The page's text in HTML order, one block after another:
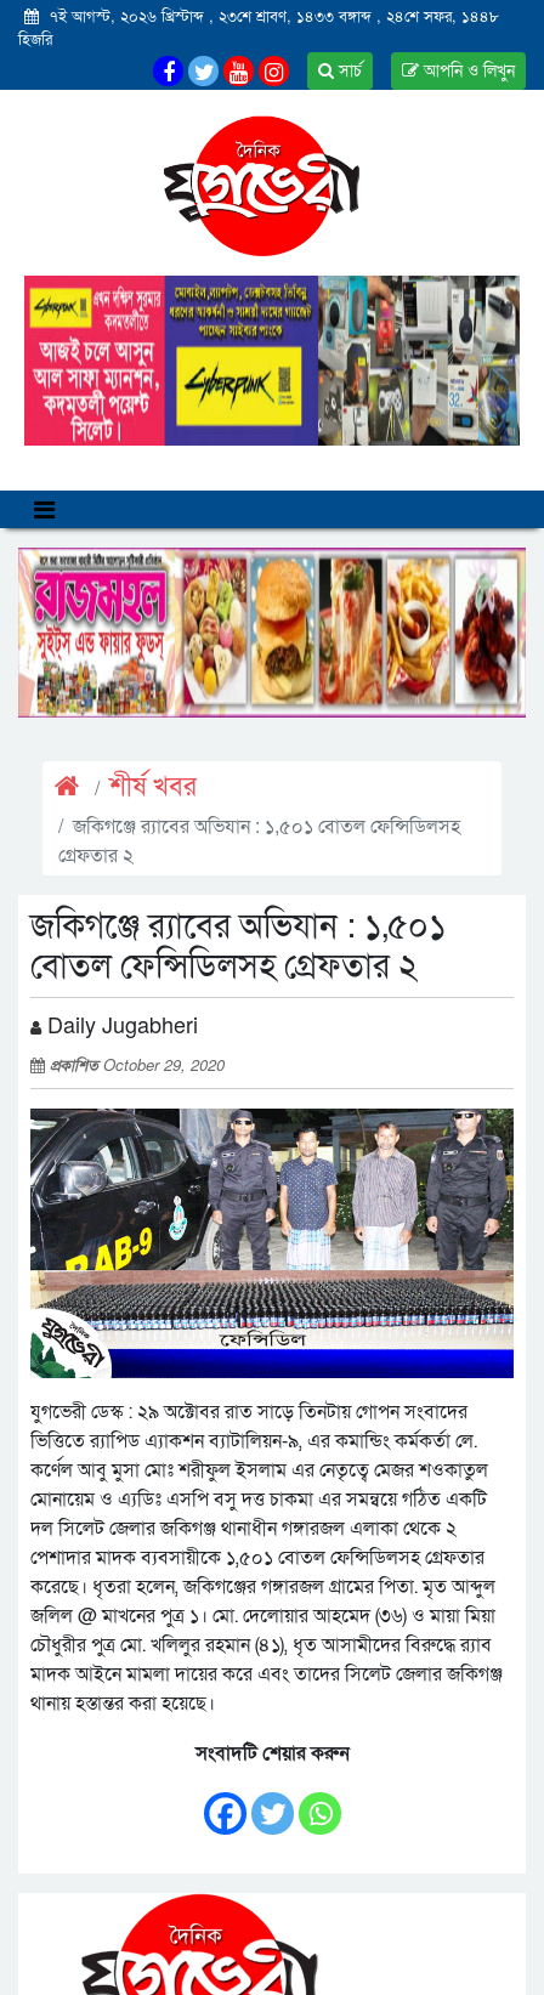
৭ই আগস্ট, ২০২৬ খ্রিস্টাব্দ , ২৩শে শ্রাবণ, ১৪৩৩ বঙ্গাব্দ , ২৪শে সফর, ১৪৪৮
হিজরি
আপনি ও লিখুন
সার্চ
শীর্ষ খবর
জকিগঞ্জে র‌্যাবের অভিযান : ১,৫০১ বোতল ফেন্সিডিলসহ
গ্রেফতার ২
জকিগঞ্জে র‌্যাবের অভিযান : ১,৫০১
বোতল ফেন্সিডিলসহ গ্রেফতার ২
Daily Jugabheri
প্রকাশিতOctober 29, 2020
যুগভেরী ডেস্ক : ২৯ অক্টোবর রাত সাড়ে তিনটায় গোপন সংবাদের
ভিত্তিতে র‌্যাপিড এ্যাকশন ব্যাটালিয়ন-৯, এর কমান্ডিং কর্মকর্তা লে.
কর্ণেল আবু মুসা মোঃ শরীফুল ইসলাম এর নেতৃত্বে মেজর শওকাতুল
মোনায়েম ও এ্যডিঃ এসপি বসু দত্ত চাকমা এর সমন্বয়ে গঠিত একটি
দল সিলেট জেলার জকিগঞ্জ থানাধীন গঙ্গারজল এলাকা থেকে ২
পেশাদার মাদক ব্যবসায়ীকে ১,৫০১ বোতল ফেন্সিডিলসহ গ্রেফতার
করেছে। ধৃতরা হলেন, জকিগঞ্জের গঙ্গারজল গ্রামের পিতা. মৃত আব্দুল
জলিল @ মাখনের পুত্র ১। মো. দেলোয়ার আহমেদ (৩৬) ও মায়া মিয়া
চৌধুরীর পুত্র মো. খলিলুর রহমান (৪১), ধৃত আসামীদের বিরুদ্ধে র‌্যাব
মাদক আইনে মামলা দায়ের করে এবং তাদের সিলেট জেলার জকিগঞ্জ
থানায় হস্তান্তর করা হয়েছে।
সংবাদটি শেয়ার করুন